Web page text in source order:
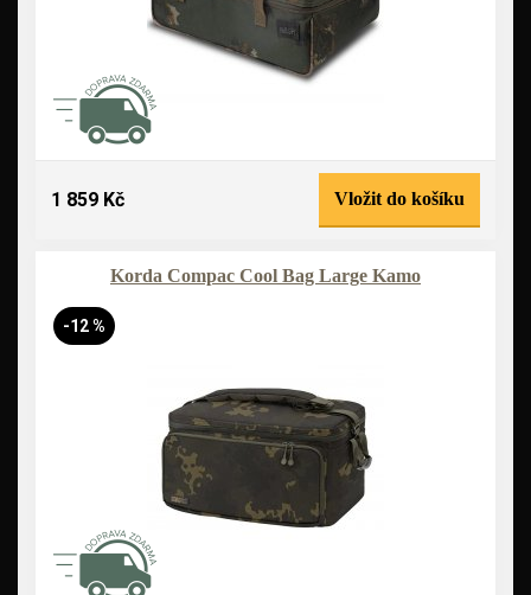
1 859 Kč Vložit do košíku
Korda Compac Cool Bag Large Kamo
-12 %